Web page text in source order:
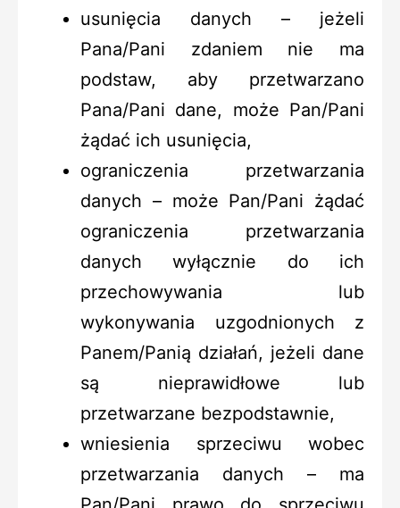
usunięcia danych – jeżeli
Pana/Pani zdaniem nie ma
podstaw, aby przetwarzano
Pana/Pani dane, może Pan/Pani
żądać ich usunięcia,
ograniczenia przetwarzania
danych – może Pan/Pani żądać
ograniczenia przetwarzania
danych wyłącznie do ich
przechowywania lub
wykonywania uzgodnionych z
Panem/Panią działań, jeżeli dane
są nieprawidłowe lub
przetwarzane bezpodstawnie,
wniesienia sprzeciwu wobec
przetwarzania danych – ma